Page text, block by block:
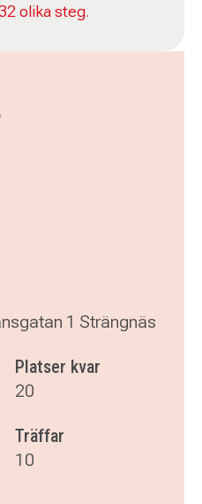
olika steg.
1 Strängnäs
Platser kvar
20
Träffar
10